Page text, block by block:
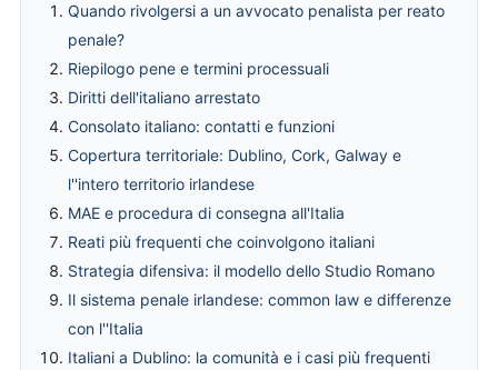
Quando rivolgersi a un avvocato penalista per reato
penale?
Riepilogo pene e termini processuali
Diritti dell'italiano arrestato
Consolato italiano: contatti e funzioni
Copertura territoriale: Dublino, Cork, Galway e
l''intero territorio irlandese
MAE e procedura di consegna all'Italia
Reati più frequenti che coinvolgono italiani
Strategia difensiva: il modello dello Studio Romano
Il sistema penale irlandese: common law e differenze
con l''Italia
Italiani a Dublino: la comunità e i casi più frequenti